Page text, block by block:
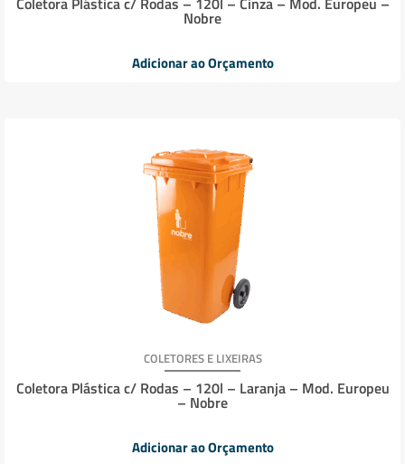
Nobre
Adicionar ao Orçamento
COLETORES E LIXEIRAS
Coletora Plástica c/ Rodas – 120l – Laranja – Mod. Europeu
– Nobre
Adicionar ao Orçamento